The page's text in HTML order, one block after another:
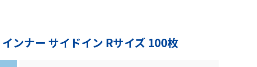
ンナー サイドイン Rサイズ 100枚